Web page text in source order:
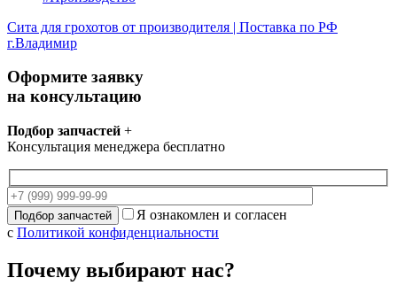
Сита для грохотов от производителя | Поставка по РФ
г.Владимир
Оформите заявку
на консультацию
Подбор запчастей +
Консультация менеджера бесплатно
Я ознакомлен и согласен
с Политикой конфиденциальности
Почему выбирают нас?